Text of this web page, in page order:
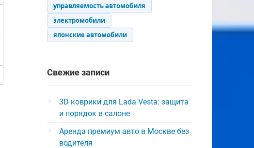
управляемость автомобиля
электромобили
японские автомобили
Свежие записи
3D коврики для Lada Vesta: защита
и порядок в салоне
Аренда премиум авто в Москве без
водителя